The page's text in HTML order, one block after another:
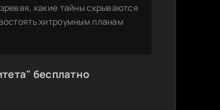
какие тайны скрываются
хитроумным планам
бесплатно